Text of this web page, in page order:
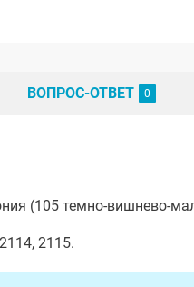
ВОПРОС-ОТВЕТ
(105 темно-вишнево-
2115.